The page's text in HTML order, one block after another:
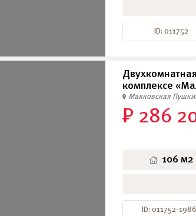
ID: 011752
комплексе
Маяковская
₽ 286
106 м2
ID: 011752-